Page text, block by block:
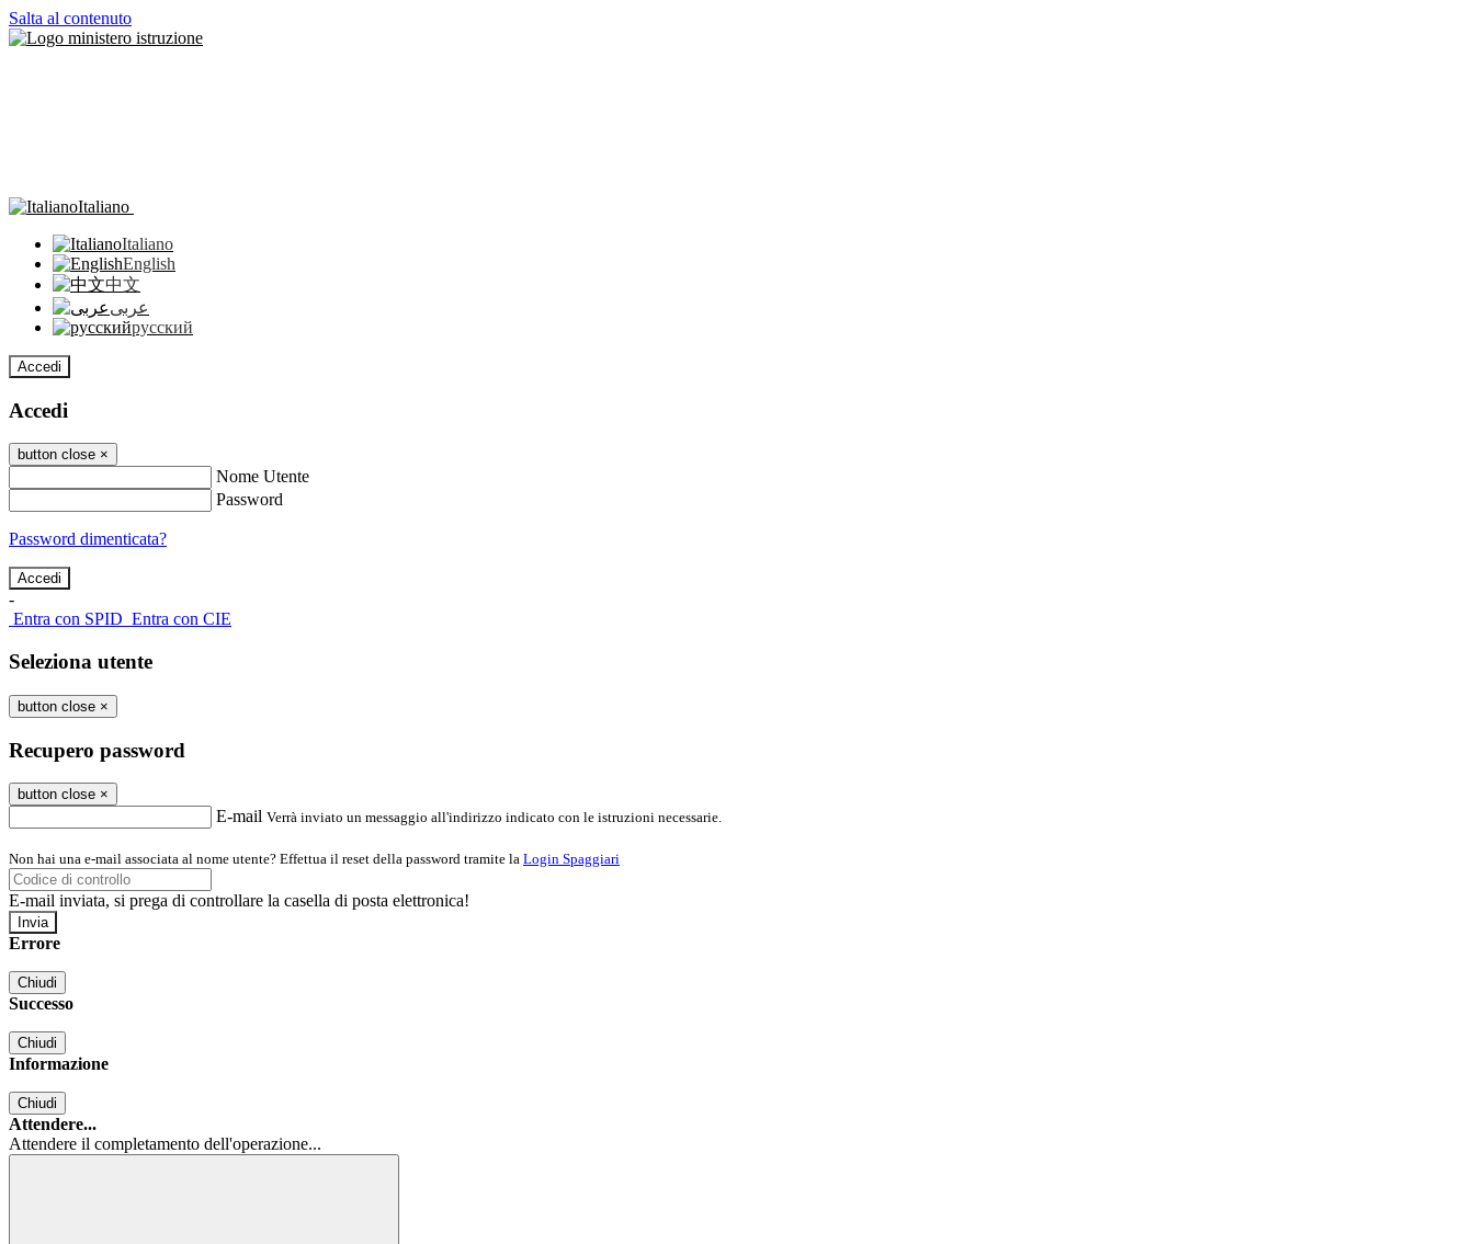
Salta al contenuto
Italiano
Italiano
English
中文
عربى
русский
Accedi
Accedi
button close ×
Nome Utente
Password
Password dimenticata?
-
Entra con SPID Entra con CIE
Seleziona utente
button close ×
Recupero password
button close ×
E-mail Verrà inviato un messaggio all'indirizzo indicato con le istruzioni necessarie.
Non hai una e-mail associata al nome utente? Effettua il reset della password tramite la Login Spaggiari
E-mail inviata, si prega di controllare la casella di posta elettronica!
Errore
Chiudi
Successo
Chiudi
Informazione
Chiudi
Attendere...
Attendere il completamento dell'operazione...